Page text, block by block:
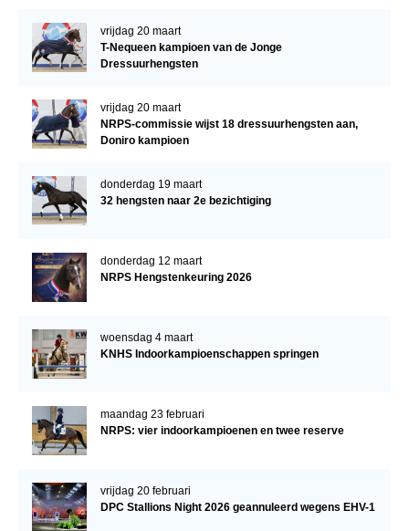
vrijdag 20 maart
T-Nequeen kampioen van de Jonge
Dressuurhengsten
vrijdag 20 maart
NRPS-commissie wijst 18 dressuurhengsten aan,
Doniro kampioen
donderdag 19 maart
32 hengsten naar 2e bezichtiging
donderdag 12 maart
NRPS Hengstenkeuring 2026
woensdag 4 maart
KNHS Indoorkampioenschappen springen
maandag 23 februari
NRPS: vier indoorkampioenen en twee reserve
vrijdag 20 februari
DPC Stallions Night 2026 geannuleerd wegens EHV-1